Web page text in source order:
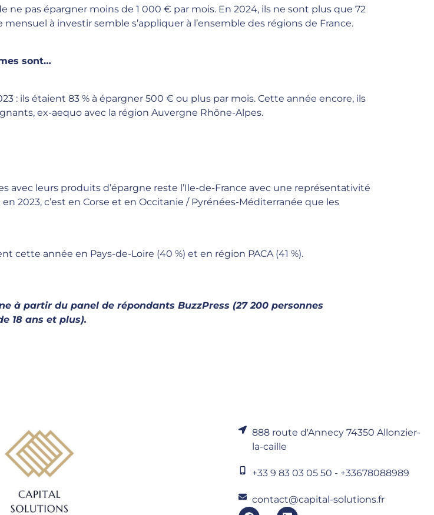
ne pas épargner moins de 1 000 € par mois. En 2024, ils ne sont plus que 72
à investir semble s’appliquer à l’ensemble des régions de France.
sont…
: ils étaient 83 % à épargner 500 € ou plus par mois. Cette année encore, ils
ex-aequo avec la région Auvergne Rhône-Alpes.
avec leurs produits d’épargne reste l’Ile-de-France avec une représentativité
2023, c’est en Corse et en Occitanie / Pyrénées-Méditerranée que les
cette année en Pays-de-Loire (40 %) et en région PACA (41 %).
à partir du panel de répondants BuzzPress (27 200 personnes
18 ans et plus).
888 route d'Annecy 74350 Allonzier-
la-caille
+33 9 83 03 05 50 - +33678088989
contact@capital-solutions.fr